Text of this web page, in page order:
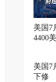
美国7
4400
美国7
下修